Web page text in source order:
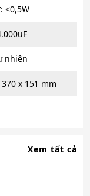
<0,5W
nhiên
x 151 mm
Xem tất cả